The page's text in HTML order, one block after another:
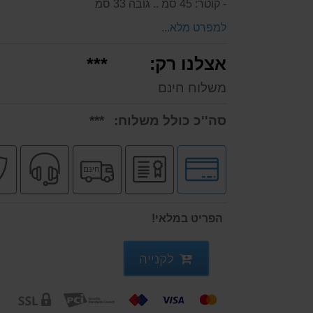
- קוטר: 45 סמ .. גובה 33 סמ
למפרט מלא...
אצלנו רק: ***
משלוח חינם
סה''כ כולל משלוח: ***
לחץ
לאפשרויות
תשלומים
רשמיחינם
משלוח
חינם
הפריט במלאי!
לקנייה